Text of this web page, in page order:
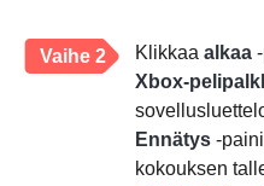
Vaihe 2 Klikkaa alkaa
Xbox-
Ennätys -
kokouksen